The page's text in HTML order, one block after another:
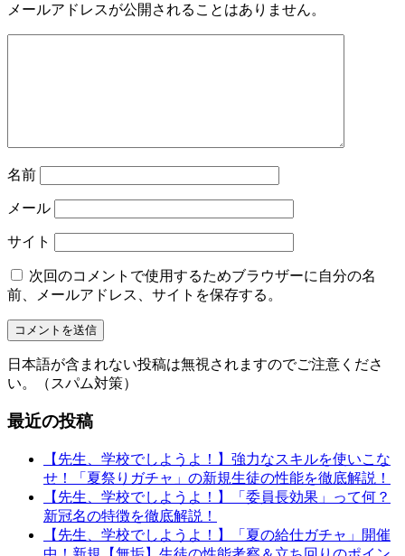
メールアドレスが公開されることはありません。
名前
メール
サイト
次回のコメントで使用するためブラウザーに自分の名
前、メールアドレス、サイトを保存する。
日本語が含まれない投稿は無視されますのでご注意くださ
い。（スパム対策）
最近の投稿
【先生、学校でしようよ！】強力なスキルを使いこな
せ！「夏祭りガチャ」の新規生徒の性能を徹底解説！
【先生、学校でしようよ！】「委員長効果」って何？
新冠名の特徴を徹底解説！
【先生、学校でしようよ！】「夏の給仕ガチャ」開催